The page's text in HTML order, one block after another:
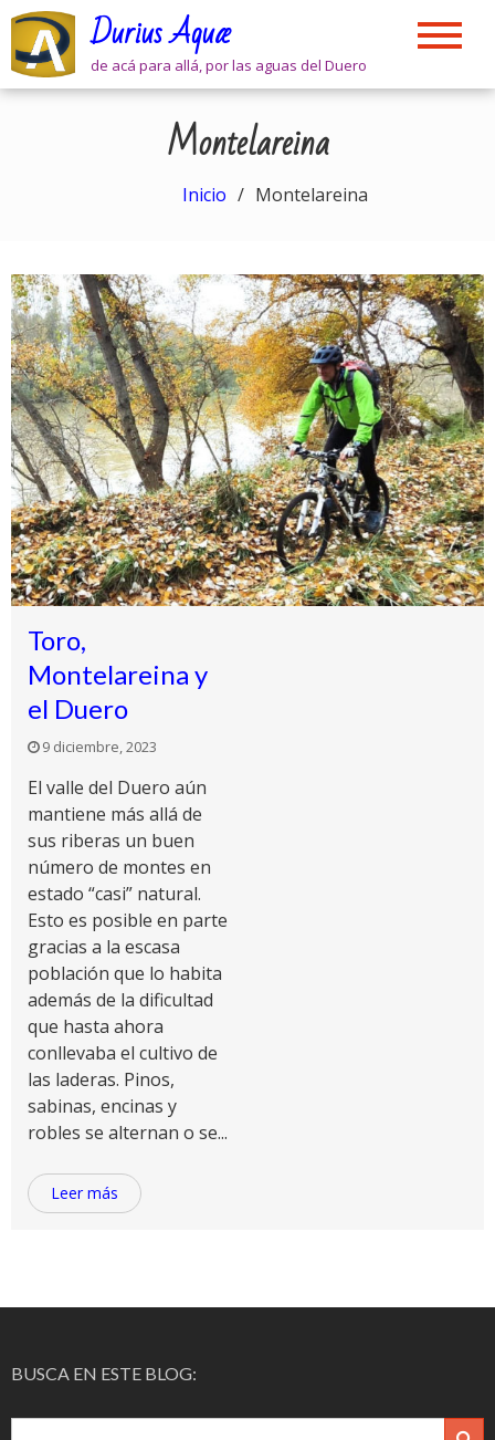
Skip
content
Durius Aquæ
de acá para allá, por las aguas del Duero
Montelareina
Inicio Montelareina
Toro,
Montelareina y
el Duero
9 diciembre, 2023
El valle del Duero aún
mantiene más allá de
sus riberas un buen
número de montes en
estado “casi” natural.
Esto es posible en parte
gracias a la escasa
población que lo habita
además de la dificultad
que hasta ahora
conllevaba el cultivo de
las laderas. Pinos,
sabinas, encinas y
robles se alternan o se...
Leer más
BUSCA EN ESTE BLOG: